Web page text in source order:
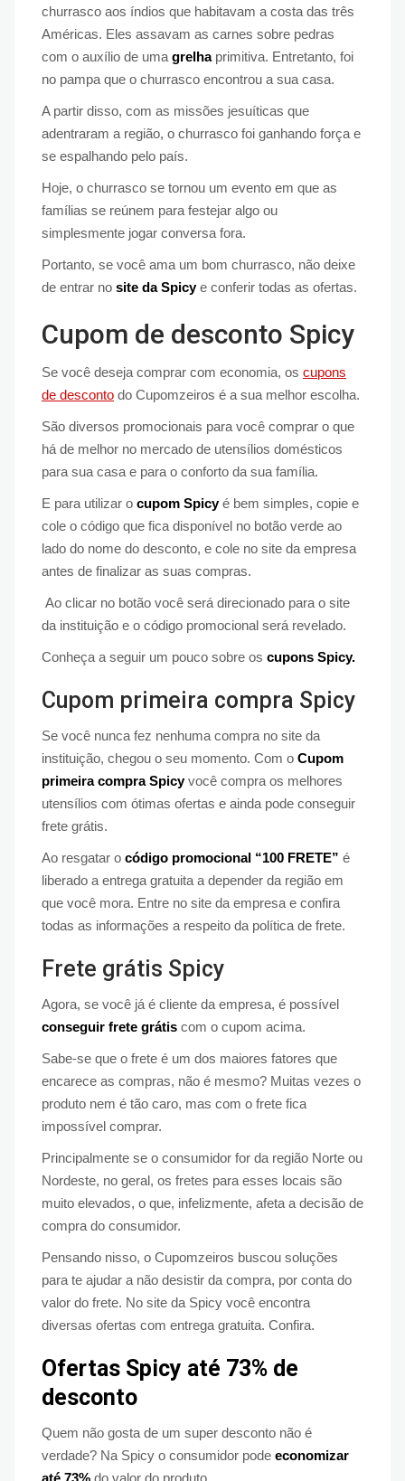
churrasco aos índios que habitavam a costa das três
Américas. Eles assavam as carnes sobre pedras
com o auxílio de uma grelhaprimitiva. Entretanto, foi
no pampa que o churrasco encontrou a sua casa.
A partir disso, com as missões jesuíticas que
adentraram a região, o churrasco foi ganhando força e
se espalhando pelo país.
Hoje, o churrasco se tornou um evento em que as
famílias se reúnem para festejar algo ou
simplesmente jogar conversa fora.
Portanto, se você ama um bom churrasco, não deixe
de entrar no site da Spicye conferir todas as ofertas.
Cupom de desconto Spicy
Se você deseja comprar com economia, os cupons
de desconto do Cupomzeiros é a sua melhor escolha.
São diversos promocionais para você comprar o que
há de melhor no mercado de utensílios domésticos
para sua casa e para o conforto da sua família.
E para utilizar o cupom Spicyé bem simples, copie e
cole o código que fica disponível no botão verde ao
lado do nome do desconto, e cole no site da empresa
antes de finalizar as suas compras.
Ao clicar no botão você será direcionado para o site
da instituição e o código promocional será revelado.
Conheça a seguir um pouco sobre os cupons Spicy.
Cupom primeira compra Spicy
Se você nunca fez nenhuma compra no site da
instituição, chegou o seu momento. Com o Cupom
primeira compra Spicyvocê compra os melhores
utensílios com ótimas ofertas e ainda pode conseguir
frete grátis.
Ao resgatar o código promocional “100 FRETE” é
liberado a entrega gratuita a depender da região em
que você mora. Entre no site da empresa e confira
todas as informações a respeito da política de frete.
Frete grátis Spicy
Agora, se você já é cliente da empresa, é possível
conseguir frete grátis com o cupom acima.
Sabe-se que o frete é um dos maiores fatores que
encarece as compras, não é mesmo? Muitas vezes o
produto nem é tão caro, mas com o frete fica
impossível comprar.
Principalmente se o consumidor for da região Norte ou
Nordeste, no geral, os fretes para esses locais são
muito elevados, o que, infelizmente, afeta a decisão de
compra do consumidor.
Pensando nisso, o Cupomzeiros buscou soluções
para te ajudar a não desistir da compra, por conta do
valor do frete. No site da Spicy você encontra
diversas ofertas com entrega gratuita. Confira.
Ofertas Spicy até 73% de
desconto
Quem não gosta de um super desconto não é
verdade? Na Spicy o consumidor pode economizar
até 73% do valor do produto.